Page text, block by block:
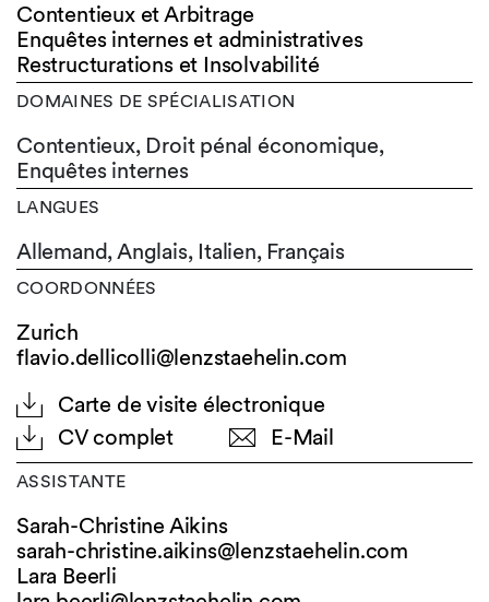
Contentieux et Arbitrage
Enquêtes internes et administratives
Restructurations et Insolvabilité
DOMAINES DE SPÉCIALISATION
Contentieux, Droit pénal économique,
Enquêtes internes
LANGUES
Allemand,Anglais, Italien, Français
COORDONNÉES
Zurich
flavio.dellicolli@lenzstaehelin.com
Carte de visite électronique
CV complet
E-Mail
ASSISTANTE
Sarah-Christine Aikins
sarah-christine.aikins@lenzstaehelin.com
Lara Beerli